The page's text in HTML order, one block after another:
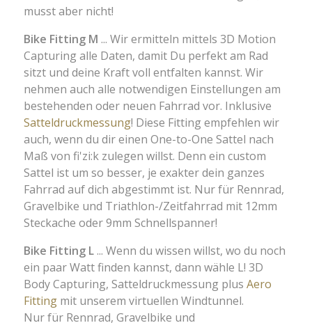
musst aber nicht!
Bike Fitting M ... Wir ermitteln mittels 3D Motion
Capturing alle Daten, damit Du perfekt am Rad
sitzt und deine Kraft voll entfalten kannst. Wir
nehmen auch alle notwendigen Einstellungen am
bestehenden oder neuen Fahrrad vor. Inklusive
Satteldruckmessung! Diese Fitting empfehlen wir
auch, wenn du dir einen One-to-One Sattel nach
Maß von fi'zi:k zulegen willst. Denn ein custom
Sattel ist um so besser, je exakter dein ganzes
Fahrrad auf dich abgestimmt ist. Nur für Rennrad,
Gravelbike und Triathlon-/Zeitfahrrad mit 12mm
Steckache oder 9mm Schnellspanner!
Bike Fitting L ... Wenn du wissen willst, wo du noch
ein paar Watt finden kannst, dann wähle L! 3D
Body Capturing, Satteldruckmessung plus Aero
Fitting mit unserem virtuellen Windtunnel.
Nur für Rennrad, Gravelbike und